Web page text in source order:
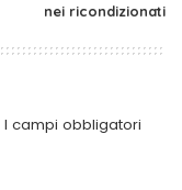
nei ricondizionati
I campi obbligatori